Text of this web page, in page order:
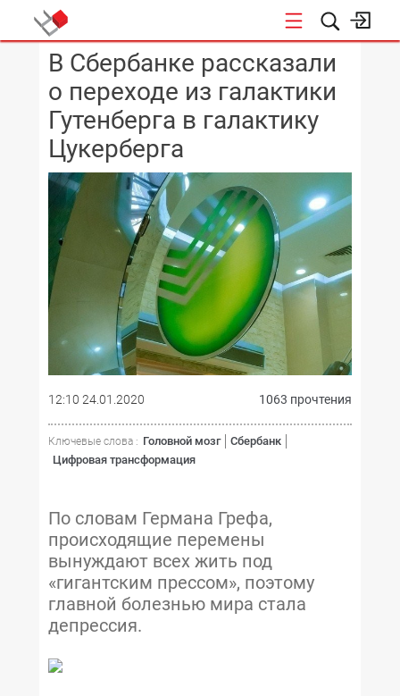
КОНФЕРЕНЦИИ
В Сбербанке рассказали
о переходе из галактики
Гутенберга в галактику
Цукерберга
12:10 24.01.2020 1063 прочтения
Ключевые слова : Головной мозг
Сбербанк
Цифровая трансформация
По словам Германа Грефа,
происходящие перемены
вынуждают всех жить под
«гигантским прессом», поэтому
главной болезнью мира стала
депрессия.